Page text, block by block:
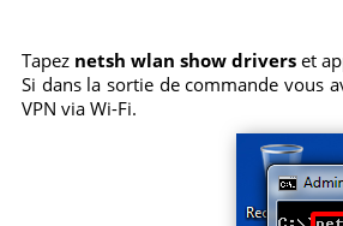
Tapez netsh wlan show drivers et
Si dans la sortie de commande vous
VPN via Wi-Fi.